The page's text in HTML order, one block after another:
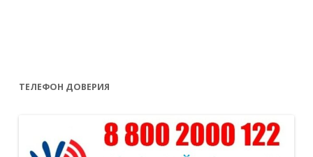
ТЕЛЕФОН ДОВЕРИЯ